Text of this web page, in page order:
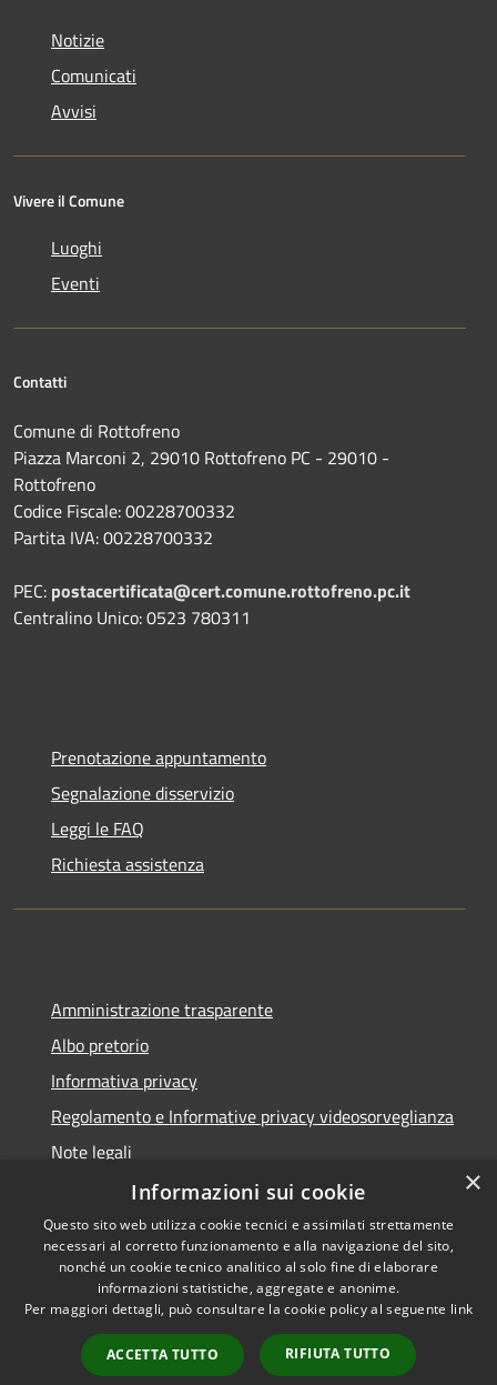
Notizie
Comunicati
Avvisi
Vivere il Comune
Luoghi
Eventi
Contatti
Comune di Rottofreno
Piazza Marconi 2, 29010 Rottofreno PC - 29010 -
Rottofreno
Codice Fiscale: 00228700332
Partita IVA: 00228700332
PEC: postacertificata@cert.comune.rottofreno.pc.it
Centralino Unico: 0523 780311
Prenotazione appuntamento
Segnalazione disservizio
Leggi le FAQ
Richiesta assistenza
Amministrazione trasparente
Albo pretorio
Informativa privacy
Regolamento e Informative privacy videosorveglianza
Note legali
Dichiarazione di accessibilità
RSS
Accessibilità
Copyright © 2026 • Comune di
Municipium•
Accesso
×
Informazioni sui cookie
Questo sito web utilizza cookie tecnici e assimilati strettamente
necessari al corretto funzionamento e alla navigazione del sito,
nonché un cookie tecnico analitico al solo fine di elaborare
informazioni statistiche, aggregate e anonime.
Per maggiori dettagli, può consultare la cookie policy al seguente link
ACCETTA TUTTO RIFIUTA TUTTO